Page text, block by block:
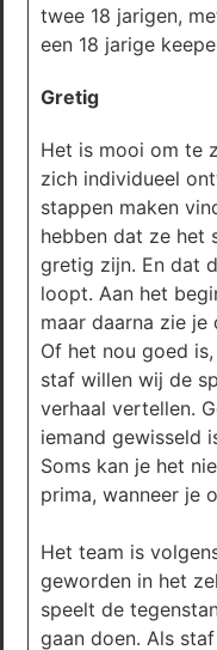
twee 18 jarigen,
een 18 jarige
Gretig
Het is mooi om te
zich individueel
stappen maken
hebben dat ze het
gretig zijn. En dat
loopt. Aan het
maar daarna zie
Of het nou goed
staf willen wij de
verhaal vertellen.
iemand gewisseld
Soms kan je het
prima, wanneer je
Het team is
geworden in het
speelt de
gaan doen. Als